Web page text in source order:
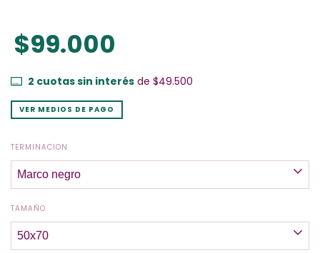
$99.000
2 cuotas sin interésde $49.500
VER MEDIOS DE PAGO
TERMINACION
TAMAÑO